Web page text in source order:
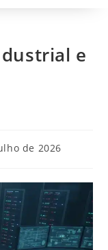
e
de 2026